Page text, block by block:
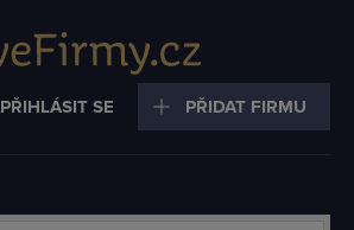
PŘIHLÁSIT SE PŘIDAT FIRMU